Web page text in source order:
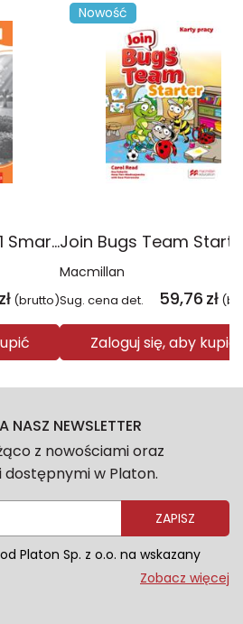
Hallo Anna aktuell 1 Smartbuch Język niemiecki rozszerzony zestaw ćwiczeń dla klas I-III szkoły podstawowej
zł (brutto)
Nowość
Macmillan
Sug. cena det. 59,76 zł
Zaloguj się, aby kupić
NASZ NEWSLETTER
z nowościami oraz
w Platon.
ZAPISZ
Platon Sp. z o.o. na wskazany
e-mail informacje marketingowe
znajdziesz w naszej
Zobacz więcej